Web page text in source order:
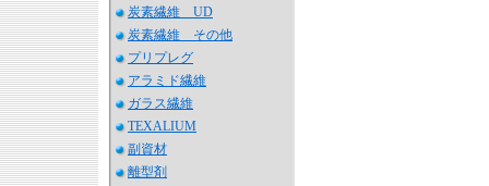
炭素繊維 UD
炭素繊維 その他
プリプレグ
アラミド繊維
ガラス繊維
TEXALIUM
副資材
離型剤